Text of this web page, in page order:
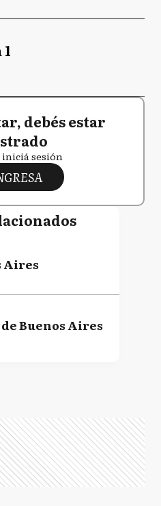
debés estar
iniciá sesión
Aires
Buenos Aires